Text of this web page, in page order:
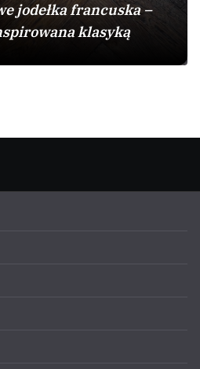
jodełka francuska –
klasyką